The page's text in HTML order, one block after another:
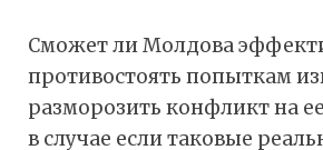
Сможет ли Молдова
противостоять попыткам
разморозить конфликт на
в случае если таковые